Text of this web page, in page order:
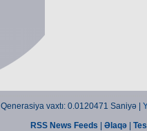
| Qenerasiya vaxtı: 0.0120471 Saniyə |
RSS News Feeds
Əlaqə